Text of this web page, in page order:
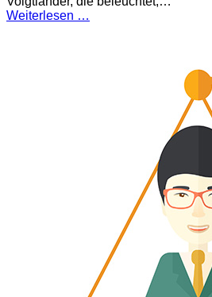
Weiterlesen …